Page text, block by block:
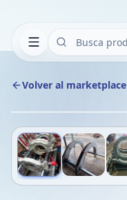
Volver al marketplace
1/5